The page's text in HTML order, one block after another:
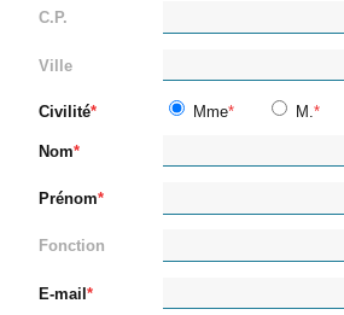
C.P.
Ville
Civilité Mme M.
Nom
Prénom
Fonction
E-mail